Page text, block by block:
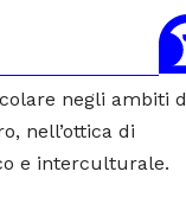
negli ambiti
nell’ottica di
e interculturale.